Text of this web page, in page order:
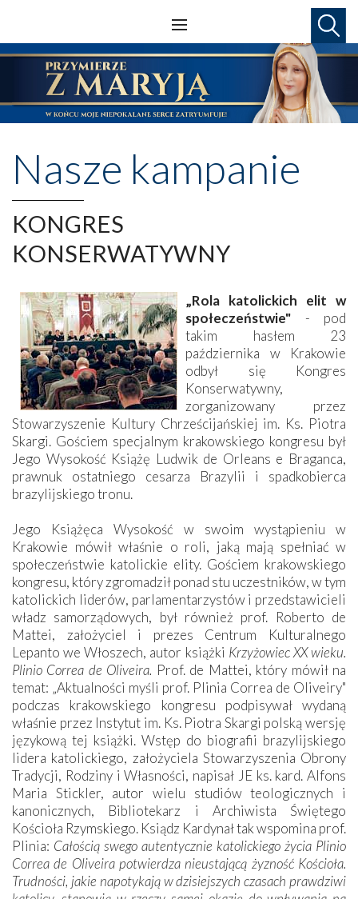
Nasze kampanie
KONGRES
KONSERWATYWNY
„Rola katolickich elit w
społeczeństwie" - pod
takim hasłem 23
października w Krakowie
odbył się Kongres
Konserwatywny,
zorganizowany przez
Stowarzyszenie Kultury Chrześcijańskiej im. Ks. Piotra
Skargi. Gościem specjalnym krakowskiego kongresu był
Jego Wysokość Książę Ludwik de Orleans e Braganca,
prawnuk ostatniego cesarza Brazylii i spadkobierca
brazylijskiego tronu.
Jego Książęca Wysokość w swoim wystąpieniu w
Krakowie mówił właśnie o roli, jaką mają spełniać w
społeczeństwie katolickie elity. Gościem krakowskiego
kongresu, który zgromadził ponad stu uczestników, w tym
katolickich liderów, parlamentarzystów i przedstawicieli
władz samorządowych, był również prof. Roberto de
Mattei, założyciel i prezes Centrum Kulturalnego
Lepanto we Włoszech, autor książki Krzyżowiec XX wieku.
Plinio Correa de Oliveira. Prof. de Mattei, który mówił na
temat: „Aktualności myśli prof. Plinia Correa de Oliveiry"
podczas krakowskiego kongresu podpisywał wydaną
właśnie przez Instytut im. Ks. Piotra Skargi polską wersję
językową tej książki. Wstęp do biografii brazylijskiego
lidera katolickiego, założyciela Stowarzyszenia Obrony
Tradycji, Rodziny i Własności, napisał JE ks. kard. Alfons
Maria Stickler, autor wielu studiów teologicznych i
kanonicznych, Bibliotekarz i Archiwista Świętego
Kościoła Rzymskiego. Ksiądz Kardynał tak wspomina prof.
Plinia: Całością swego autentycznie katolickiego życia Plinio
Correa de Oliveira potwierdza nieustającą żyzność Kościoła.
Trudności, jakie napotykają w dzisiejszych czasach prawdziwi